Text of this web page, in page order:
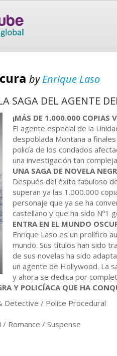
byEnrique Laso
SAGA DEL AGENTE
¡MÁS DE 1.000.000 COPIAS
El agente especial de la
despoblada Montana a
policía de los condados
una investigación tan
UNA SAGA DE NOVELA
Después del éxito fabuloso
superan ya las 1.000.000
personaje que ya se ha
castellano y que ha sido Nº1
ENTRA EN EL MUNDO
Enrique Laso es un prolífico
mundo. Sus títulos han sido
de sus novelas ha sido
un agente de Hollywood. La
y ahora se dedica por
Y POLICÍACA QUE HA
Detective / Police Procedural
/ Romance / Suspense